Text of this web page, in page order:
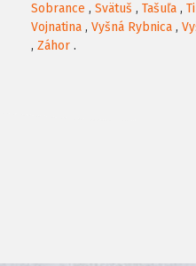
Sobrance , Svätuš , Tašuľa ,
Vojnatina , Vyšná Rybnica ,
, Záhor .